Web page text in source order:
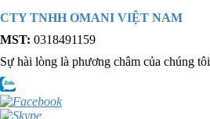
CTY TNHH OMANI VIỆT NAM
MST: 0318491159
Sự hài lòng là phương châm của chúng tôi